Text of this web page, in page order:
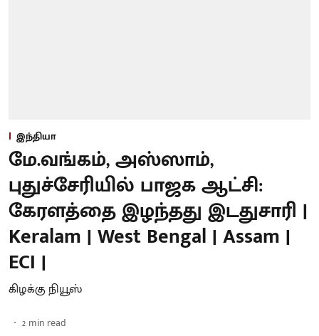
இந்தியா
மே.வங்கம், அஸ்ஸாம்,
புதுச்சேரியில் பாஜக ஆட்சி:
கேரளத்தை இழந்தது இடதுசாரி |
Keralam | West Bengal | Assam |
ECI |
கிழக்கு நியூஸ்
2 min read